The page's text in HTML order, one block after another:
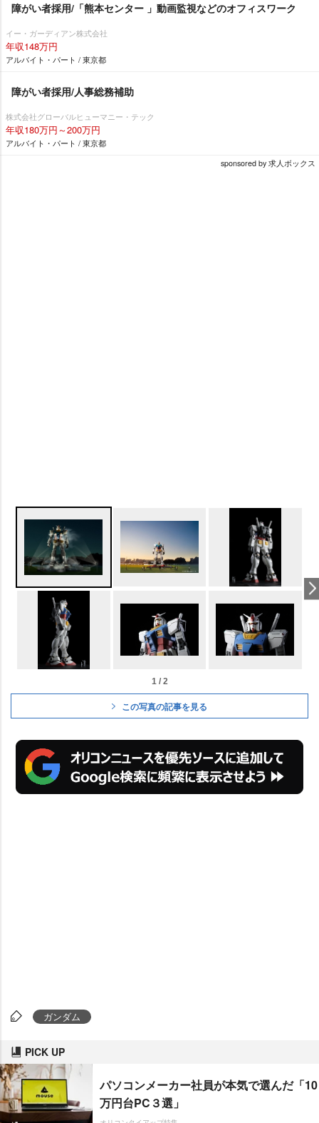
障がい者採用/「熊本センター 」動画監視などのオフィスワーク
イー・ガーディアン株式会社
年収148万円
アルバイト・パート / 東京都
障がい者採用/人事総務補助
株式会社グローバルヒューマニー・テック
年収180万円～200万円
アルバイト・パート / 東京都
sponsored by 求人ボックス
1 / 2
この写真の記事を見る
ガンダム
PICK UP
パソコンメーカー社員が本気で選んだ「10
万円台PC３選」